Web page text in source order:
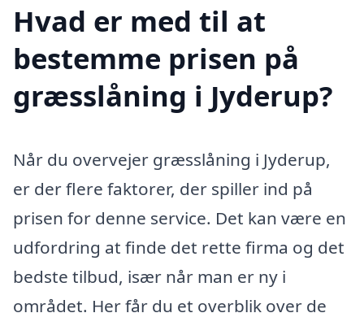
Hvad er med til at
bestemme prisen på
græsslåning i Jyderup?
Når du overvejer græsslåning i Jyderup,
er der flere faktorer, der spiller ind på
prisen for denne service. Det kan være en
udfordring at finde det rette firma og det
bedste tilbud, især når man er ny i
området. Her får du et overblik over de